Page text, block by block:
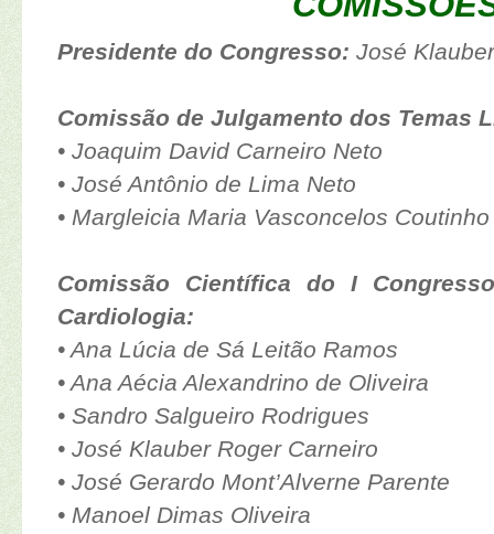
Presidente do Congresso: José
Comissão de Julgamento dos Temas
• Joaquim David Carneiro Neto
• José Antônio de Lima Neto
• Margleicia Maria Vasconcelos Coutinho
Comissão Científica do I
Cardiologia:
• Ana Lúcia de Sá Leitão Ramos
• Ana Aécia Alexandrino de Oliveira
• Sandro Salgueiro Rodrigues
• José Klauber Roger Carneiro
• José Gerardo Mont’Alverne Parente
• Manoel Dimas Oliveira